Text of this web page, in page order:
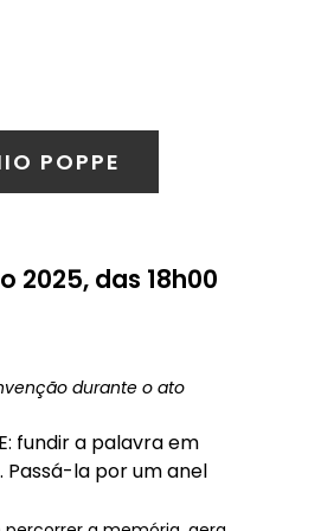
POPPE
2025, das 18h00
durante o ato
fundir a palavra em
Passá-la por um anel